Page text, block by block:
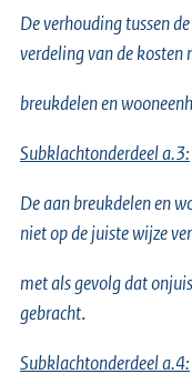
De verhouding tussen
verdeling van de kosten
breukdelen en
Subklachtonderdeel a.3:
De aan breukdelen en
niet op de juiste wijze
met als gevolg dat
gebracht.
Subklachtonderdeel a.4: